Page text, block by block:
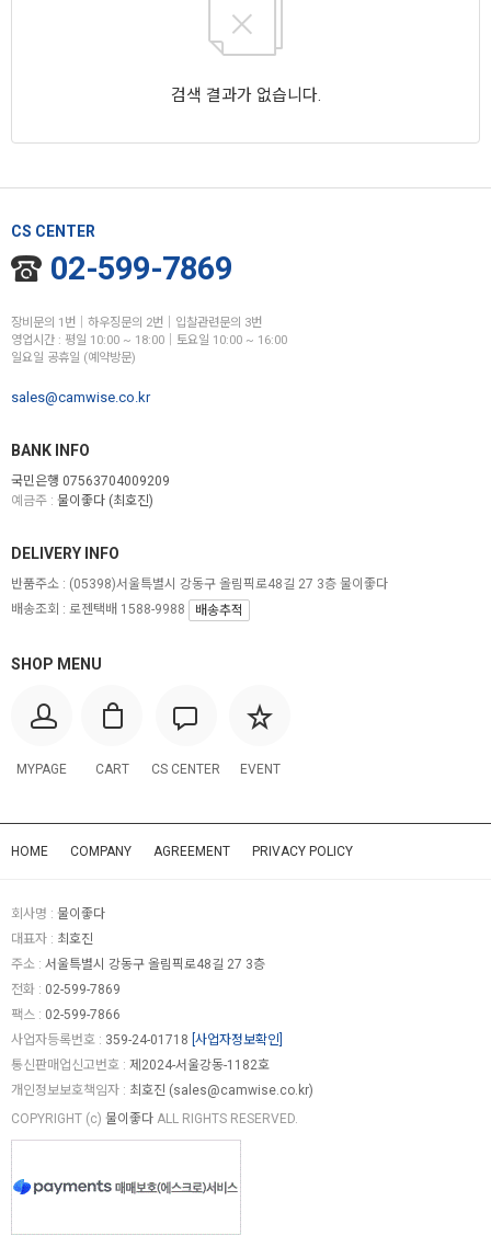
검색 결과가 없습니다.
CS CENTER
02-599-7869
장비문의 1번│하우징문의 2번│입찰관련문의 3번
영업시간 : 평일 10:00 ~ 18:00│토요일 10:00 ~ 16:00
일요일 공휴일 (예약방문)
sales@camwise.co.kr
BANK INFO
국민은행 07563704009209
예금주 : 물이좋다 (최호진)
SHOP MENU
MYPAGE CART CS CENTER EVENT
DELIVERY INFO
반품주소 : (05398)서울특별시 강동구 올림픽로48길 27 3층 물이좋다
배송조회 : 로젠택배 1588-9988
배송추적
HOME COMPANY AGREEMENT PRIVACY POLICY
회사명 : 물이좋다
대표자 : 최호진
주소 : 서울특별시 강동구 올림픽로48길 27 3층
전화 : 02-599-7869
팩스 : 02-599-7866
사업자등록번호 : 359-24-01718 [사업자정보확인]
통신판매업신고번호 : 제2024-서울강동-1182호
개인정보보호책임자 : 최호진 (sales@camwise.co.kr)
COPYRIGHT (c) 물이좋다 ALL RIGHTS RESERVED.